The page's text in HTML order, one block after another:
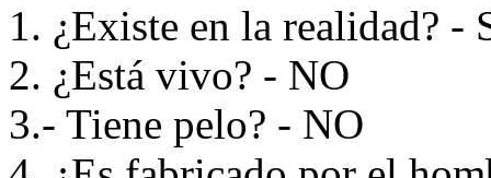
1. ¿Existe en la realidad? -
2. ¿Está vivo? - NO
3.- Tiene pelo? - NO